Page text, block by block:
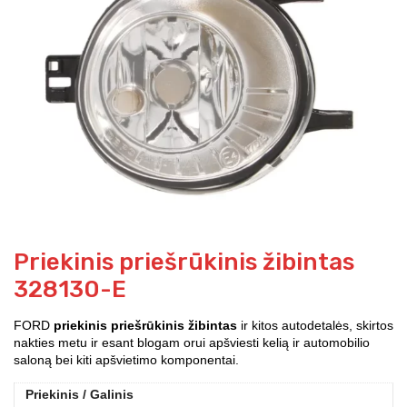
Priekinis priešrūkinis žibintas
328130-E
FORD priekinis priešrūkinis žibintas ir kitos autodetalės, skirtos
nakties metu ir esant blogam orui apšviesti kelią ir automobilio
saloną bei kiti apšvietimo komponentai.
Priekinis / Galinis